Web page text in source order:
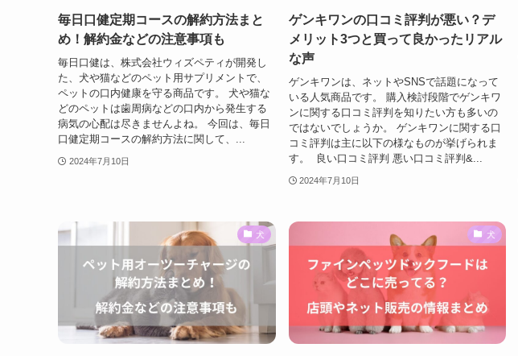
毎日口健定期コースの解約方法まと
め！解約金などの注意事項も
毎日口健は、株式会社ウィズペティが開発し
た、犬や猫などのペット用サプリメントで、
ペットの口内健康を守る商品です。 犬や猫な
どのペットは歯周病などの口内から発生する
病気の心配は尽きませんよね。 今回は、毎日
口健定期コースの解約方法に関して、...
2024年7月10日
ゲンキワンの口コミ評判が悪い？デ
メリット3つと買って良かったリアル
な声
ゲンキワンは、ネットやSNSで話題になって
いる人気商品です。 購入検討段階でゲンキワ
ンに関する口コミ評判を知りたい方も多いの
ではないでしょうか。 ゲンキワンに関する口
コミ評判は主に以下の様なものが挙げられま
す。 良い口コミ評判 悪い口コミ評判&...
2024年7月10日
犬 犬